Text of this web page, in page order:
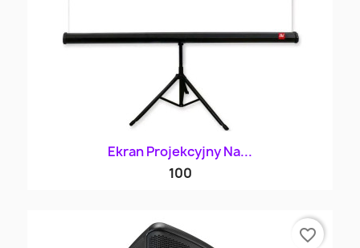
Ekran Projekcyjny Na...
100
favorite_border